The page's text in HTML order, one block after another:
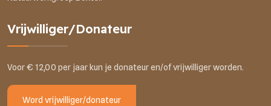
Vrijwilliger/Donateur
Voor € 12,00 per jaar kun je donateur en/of vrijwilliger worden.
Word vrijwilliger/donateur